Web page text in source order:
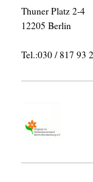
Thuner Platz 2-4
12205 Berlin
Tel.:030 / 817 93